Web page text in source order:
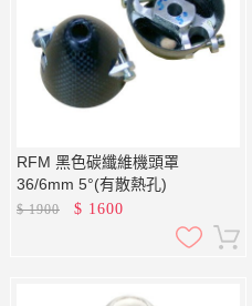
RFM 黑色碳纖維機頭罩
36/6mm 5 °(有散熱孔)
$1900 $ 1600